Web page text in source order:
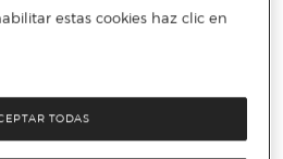
estas cookies haz clic en
TODAS